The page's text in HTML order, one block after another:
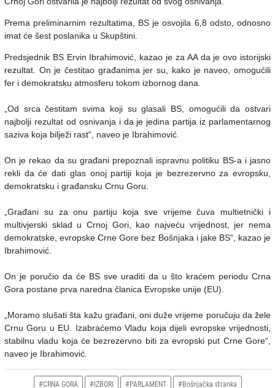
Prema preliminarnim rezultatima, BS je osvojila 6,8 odsto, odnosno
imat će šest poslanika u Skupštini.
Predsjednik BS Ervin Ibrahimović, kazao je za AA da je ovo istorijski
rezultat. On je čestitao građanima jer su, kako je naveo, omogućili
fer i demokratsku atmosferu tokom izbornog dana.
„Od srca čestitam svima koji su glasali BS, omogućili da ostvari
najbolji rezultat od osnivanja i da je jedina partija iz parlamentarnog
saziva koja bilježi rast“, naveo je Ibrahimović.
On je rekao da su građani prepoznali ispravnu politiku BS-a i jasno
rekli da će dati glas onoj partiji koja je bezrezervno za evropsku,
demokratsku i građansku Crnu Goru.
„Građani su za onu partiju koja sve vrijeme čuva multietnički i
multivjerski sklad u Crnoj Gori, kao najveću vrijednost, jer nema
demokratske, evropske Crne Gore bez Bošnjaka i jake BS“, kazao je
Ibrahimović.
On je poručio da će BS sve uraditi da u što kraćem periodu Crna
Gora postane prva naredna članica Evropske unije (EU).
„Moramo slušati šta kažu građani, oni duže vrijeme poručuju da žele
Crnu Goru u EU. Izabraćemo Vladu koja dijeli evropske vrijednosti,
stabilnu vladu koja će bezrezervno biti za evropski put Crne Gore“,
naveo je Ibrahimović.
#CRNA GORA #IZBORI #PARLAMENT #Bošnjačka stranka